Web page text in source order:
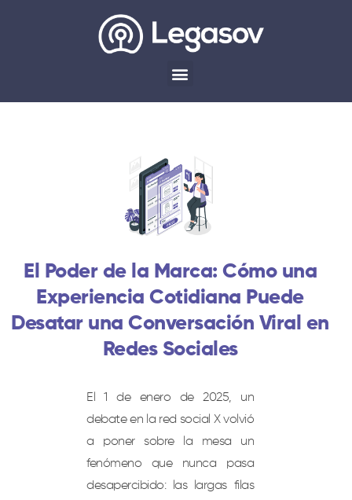
El Poder de la Marca: Cómo una
Experiencia Cotidiana Puede
Desatar una Conversación Viral en
Redes Sociales
El 1 de enero de 2025, un
debate en la red social X volvió
a poner sobre la mesa un
fenómeno que nunca pasa
desapercibido: las largas filas